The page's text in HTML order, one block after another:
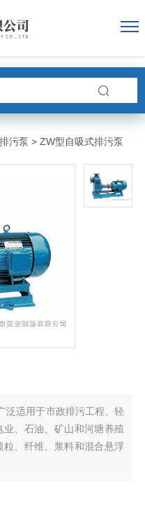
排污泵 > ZW型自吸式排污泵
泛适用于市政排污工程、轻
、石油、矿山和河塘养殖
、纤维、浆料和混合悬浮